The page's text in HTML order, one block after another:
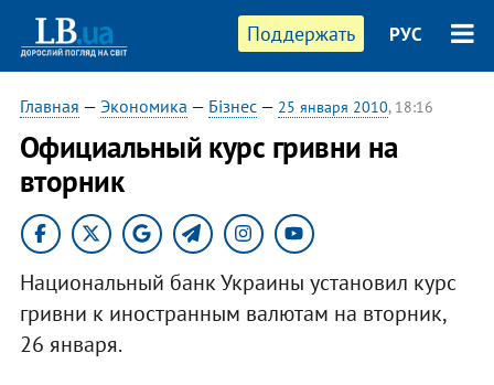
Поддержать РУС
Главная — Экономика — Бізнес— 25 января 2010, 18:16
Официальный курс гривни на
вторник
Национальный банк Украины установил курс
гривни к иностранным валютам на вторник,
26 января.